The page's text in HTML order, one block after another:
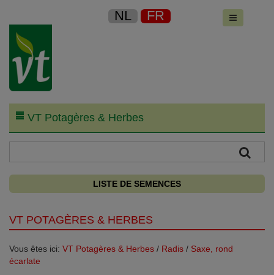
NL FR
VT Potagères & Herbes
LISTE DE SEMENCES
VT POTAGÈRES & HERBES
Vous êtes ici: VT Potagères & Herbes / Radis / Saxe, rond
écarlate